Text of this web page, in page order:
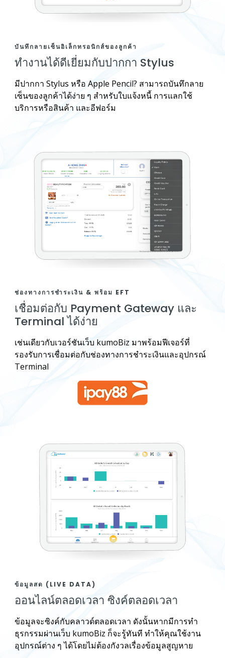
บันทึกลายเซ็นอิเล็กทรอนิกส์ของลูกค้า
ทำงานได้ดีเยี่ยมกับปากกา Stylus
มีปากกา Stylus หรือ Apple Pencil? สามารถบันทึกลาย
เซ็นของลูกค้าได้ง่าย ๆ สำหรับใบแจ้งหนี้ การแลกใช้
บริการหรือสินค้า และอีฟอร์ม
ช่องทางการชำระเงิน & พร้อม EFT
เชื่อมต่อกับ Payment Gateway และ
Terminal ได้ง่าย
เช่นเดียวกับเวอร์ชันเว็บ kumoBiz มาพร้อมฟีเจอร์ที่
รองรับการเชื่อมต่อกับช่องทางการชำระเงินและอุปกรณ์
Terminal
ข้อมูลสด (LIVE DATA)
ออนไลน์ตลอดเวลา ซิงค์ตลอดเวลา
ข้อมูลจะซิงค์กับคลาวด์ตลอดเวลา ดังนั้นหากมีการทำ
ธุรกรรมผ่านเว็บ kumoBiz ก็จะรู้ทันที ทำให้คุณใช้งาน
อุปกรณ์ต่าง ๆ ได้โดยไม่ต้องกังวลเรื่องข้อมูลสูญหาย